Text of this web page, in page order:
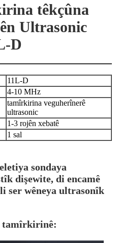
têkçûna
Ultrasonic
D
11L-D
4-10 MHz
tamîrkirina veguherînerê
ultrasonic
1-3 rojên xebatê
1 sal
sondaya
dişewite, di encamê
ser wêneya ultrasonîk
tamîrkirinê: